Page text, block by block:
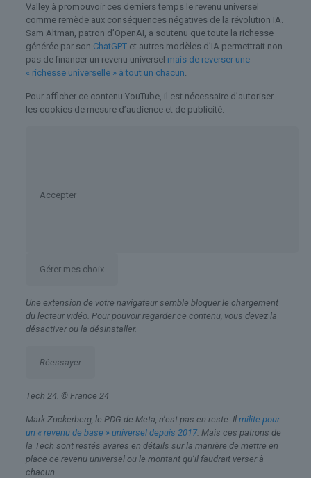
Valley à promouvoir ces derniers temps le revenu universel
comme remède aux conséquences négatives de la révolution IA.
Sam Altman, patron d’OpenAI, a soutenu que toute la richesse
générée par son ChatGPTet autres modèles d’IA permettrait non
pas de financer un revenu universel mais de reverser une
« richesse universelle » à tout un chacun
Pour afficher ce contenu YouTube, il est nécessaire d’autoriser
les cookies de mesure d’audience et de publicité.
Accepter
Gérer mes choix
Une extension de votre navigateur semble bloquer le chargement
du lecteur vidéo. Pour pouvoir regarder ce contenu, vous devez la
désactiver ou la désinstaller.
Réessayer
Tech 24. © France 24
Mark Zuckerberg, le PDG de Meta, n’est pas en reste. Il milite pour
un « revenu de base » universel depuis 2017. Mais ces patrons de
la Tech sont restés avares en détails sur la manière de mettre en
place ce revenu universel ou le montant qu’il faudrait verser à
chacun.